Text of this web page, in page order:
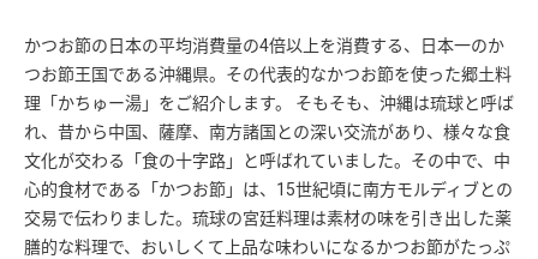
かつお節の日本の平均消費量の4倍以上を消費する、日本一のか
つお節王国である沖縄県。その代表的なかつお節を使った郷土料
理「かちゅー湯」をご紹介します。 そもそも、沖縄は琉球と呼ば
れ、昔から中国、薩摩、南方諸国との深い交流があり、様々な食
文化が交わる「食の十字路」と呼ばれていました。その中で、中
心的食材である「かつお節」は、15世紀頃に南方モルディブとの
交易で伝わりました。琉球の宮廷料理は素材の味を引き出した薬
膳的な料理で、おいしくて上品な味わいになるかつお節がたっぷ